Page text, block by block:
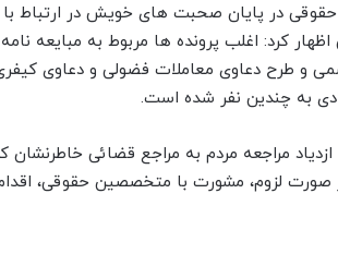
در پایان صحبت های خویش در ارتباط با
اظهار کرد: اغلب پرونده ها مربوط به مبایعه
و طرح دعاوی معاملات فضولی و دعاوی
به چندین نفر شده است.
ازدیاد مراجعه مردم به مراجع قضائی
صورت لزوم، مشورت با متخصصین حقوقی،